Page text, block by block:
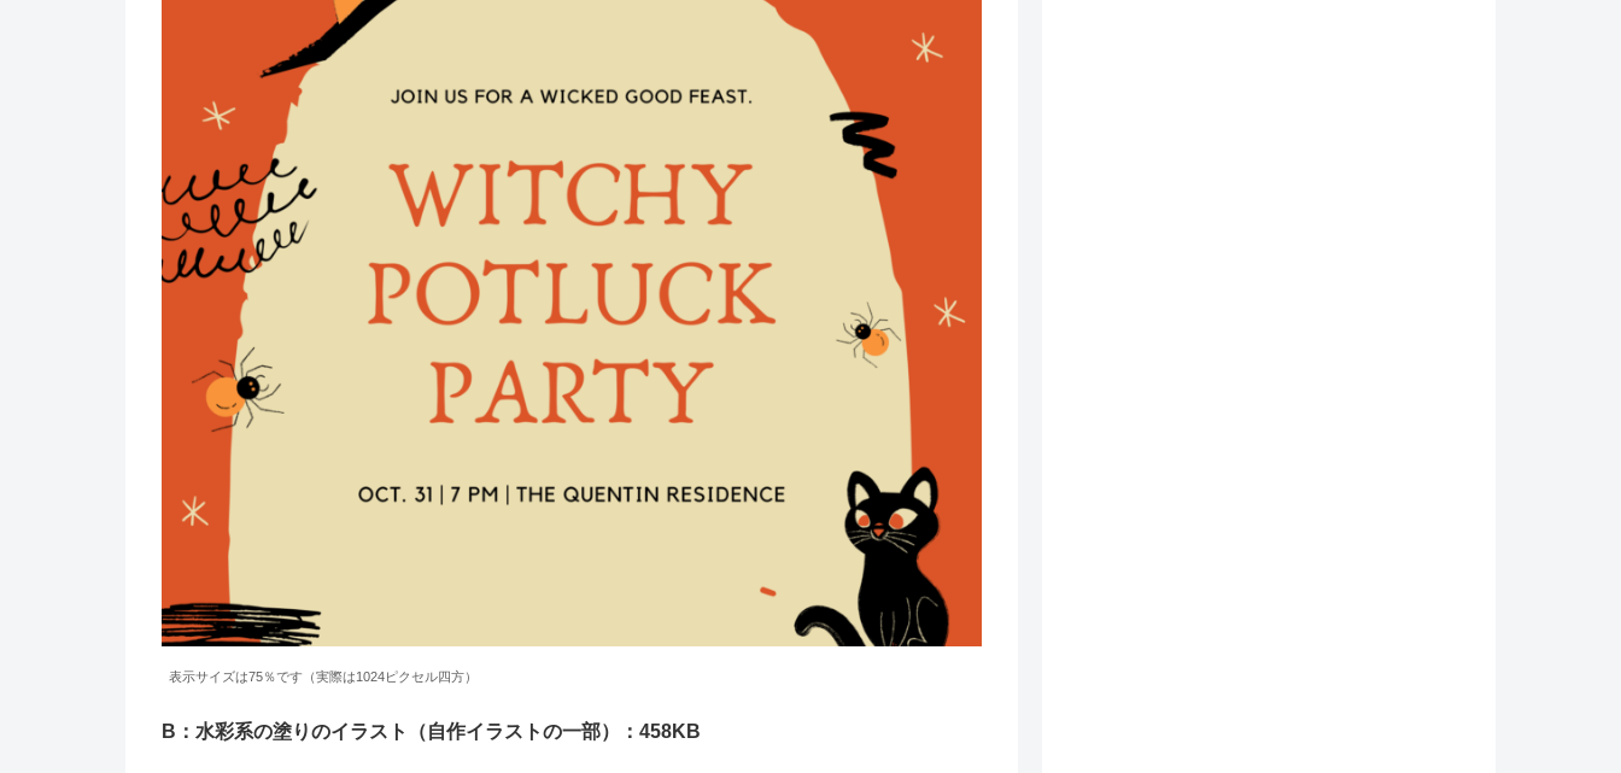
表示サイズは75％です（実際は1024ピクセル四方）
B：水彩系の塗りのイラスト（自作イラストの一部）：458KB